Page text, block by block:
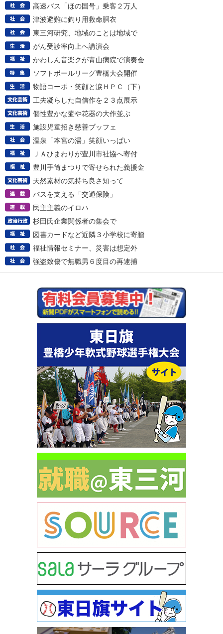
高速バス「ほの国号」乗客２万人
津波避難に釣り用救命胴衣
東三河研究、地域のことは地域で
がん受診率向上へ講演会
かわしん音楽クが青山病院で演奏会
ソフトボールリーグ豊橋大会開催
物語コーポ・笑顔と涙ＨＰＣ（下）
工夫凝らした自信作を２３点展示
個性豊かな壷や花器の大作並ぶ
施設児童招き慈善ブッフェ
温泉「本宮の湯」笑顔いっぱい
ＪＡひまわりが豊川市社協へ寄付
豊川手筒まつりで寄せられた義援金
天然素材の気持ち良さ知って
バスを支える「交通保険」
民主主義のイロハ
杉田氏企業関係者の集会で
図書カードなど近隣３小学校に寄贈
福祉情報セミナー、災害は想定外
強盗致傷で無職男６度目の再逮捕